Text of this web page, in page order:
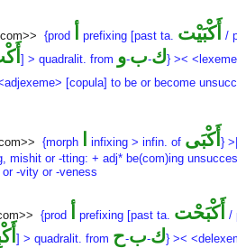
{prod prefixing [past ta. أَكْبَيْت /
] > quadralit. from ك-ب-و
} ><
[copula] to be or become
{morph infixing > infin. of أَكْبَى }
mishit or -tting: + adj* be(com)ing
-vity or -veness
{prod prefixing [past ta. أَكْبَحْت /
] > quadralit. from ك-ب-ح
} ><